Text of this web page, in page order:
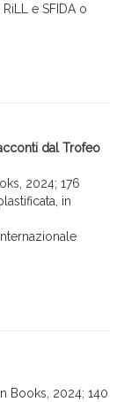
e SFIDA o
dal Trofeo
2024; 176
in
Books, 2024; 140